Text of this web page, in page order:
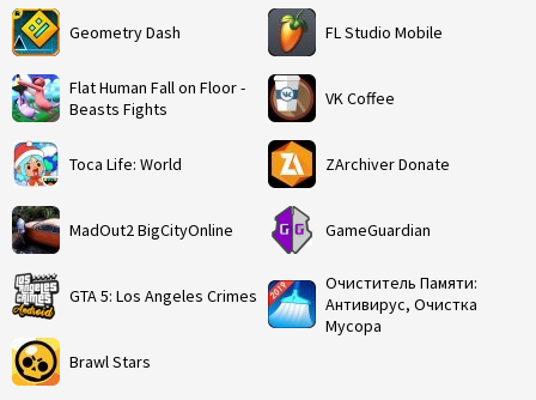
Geometry Dash
Flat Human Fall on Floor -
Beasts Fights
Toca Life: World
MadOut2 BigCityOnline
GTA 5: Los Angeles Crimes
Brawl Stars
FL Studio Mobile
VK Coffee
ZArchiver Donate
GameGuardian
Очиститель Памяти:
Антивирус, Очистка
Мусора